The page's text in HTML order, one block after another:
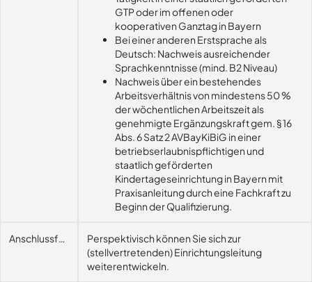
GTP oder im offenen oder
kooperativen Ganztag in Bayern
Bei einer anderen Erstsprache als
Deutsch: Nachweis ausreichender
Sprachkenntnisse (mind. B2 Niveau)
Nachweis über ein bestehendes
Arbeitsverhältnis von mindestens 50 %
der wöchentlichen Arbeitszeit als
genehmigte Ergänzungskraft gem. § 16
Abs. 6 Satz 2 AVBayKiBiG in einer
betriebserlaubnispflichtigen und
staatlich geförderten
Kindertageseinrichtung in Bayern mit
Praxisanleitung durch eine Fachkraft zu
Beginn der Qualifizierung.
AnschlussfähigkeitPerspektivisch können Sie sich zur
(stellvertretenden) Einrichtungsleitung
weiterentwickeln.